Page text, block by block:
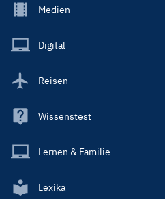
Footer
Main
Medien
Digital
Reisen
Wissenstest
Lernen & Familie
Lexika